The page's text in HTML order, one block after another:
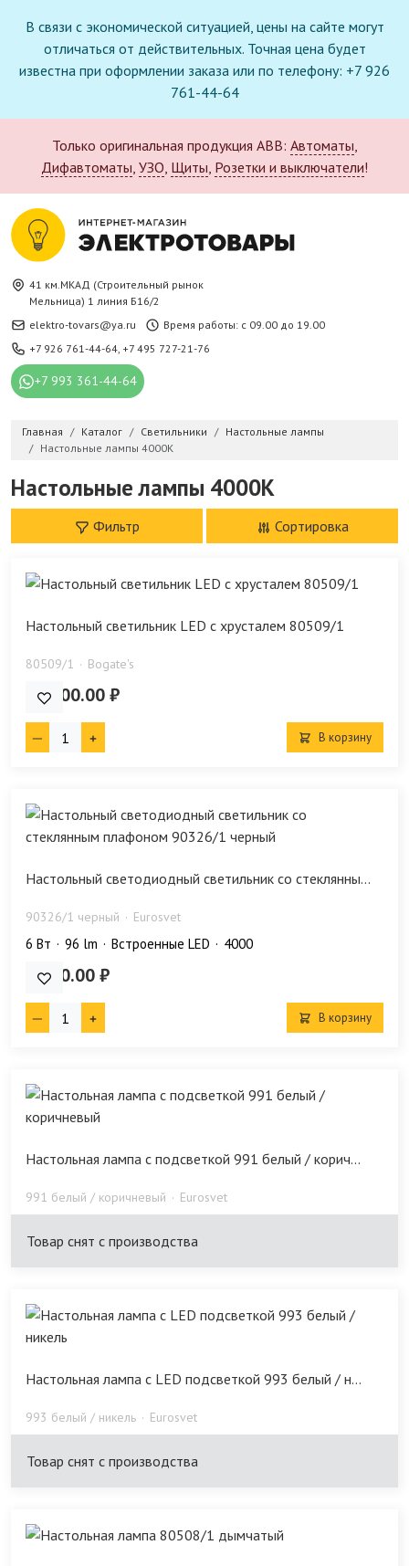
В связи с экономической ситуацией, цены на сайте могут
отличаться от действительных. Точная цена будет
известна при оформлении заказа или по телефону: +7 926
761-44-64
Только оригинальная продукция ABB: Автоматы,
Дифавтоматы, УЗО, Щиты, Розетки и выключатели!
41 км.МКАД (Строительный рынок
Мельница) 1 линия Б16/2
elektro-tovars@ya.ru
Время работы: с 09.00 до 19.00
+7 926 761-44-64, +7 495 727-21-76
+7 993 361-44-64
Главная Каталог Светильники
Настольные лампы
Настольные лампы 4000K
Настольные лампы 4000K
Фильтр Сортировка
Настольный светильник LED с хрусталем 80509/1
80509/1 Bogate's
25 000.00 ₽
В корзину
Настольный светодиодный светильник со стеклянны...
90326/1 черный Eurosvet
6 Bт 96 lm Встроенные LED 4000
8 330.00 ₽
В корзину
Настольная лампа с подсветкой 991 белый / корич...
991 белый / коричневый Eurosvet
Товар снят с производства
Настольная лампа с LED подсветкой 993 белый / н...
993 белый / никель Eurosvet
Товар снят с производства